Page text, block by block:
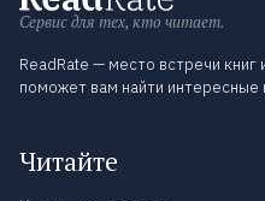
Сервис для тех, кто читает.
ReadRate — место встречи
поможет вам найти интересные
Читайте